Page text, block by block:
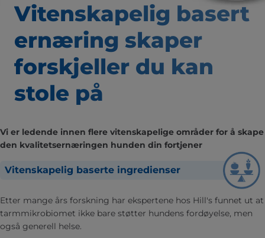
Vitenskapelig basert
ernæring skaper
forskjeller du kan
stole på
Vi er ledende innen flere vitenskapelige områder for å skape
den kvalitetsernæringen hunden din fortjener
Vitenskapelig baserte ingredienser
Etter mange års forskning har ekspertene hos Hill's funnet ut at
tarmmikrobiomet ikke bare støtter hundens fordøyelse, men
også generell helse.